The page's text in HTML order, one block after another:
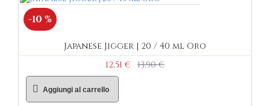
-10 %
Japanese Jigger | 20 / 40 ml Oro
12,51 €
13,90 €
Aggiungi al carrello